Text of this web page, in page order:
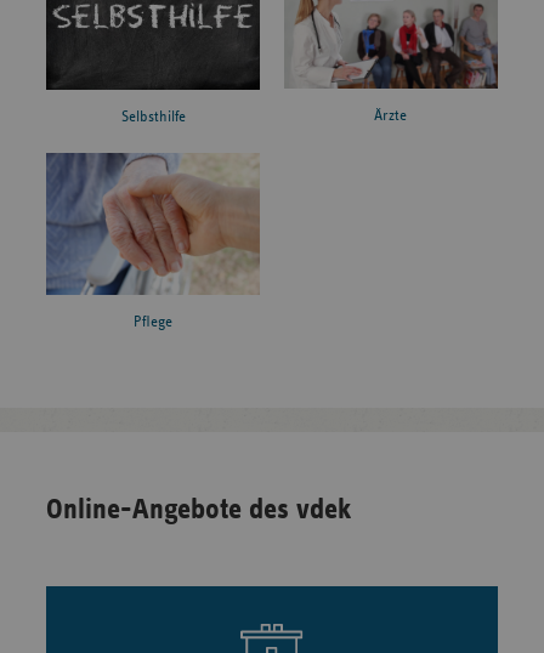
Selbsthilfe Ärzte
Pflege
Online-Angebote des vdek